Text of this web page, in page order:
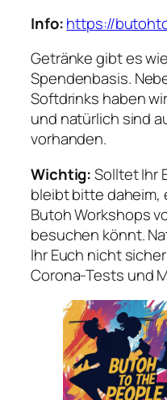
Info:https://
Getränke gibt es
Spendenbasis.
Softdrinks haben
und natürlich sind
vorhanden.
Wichtig:Solltet Ihr
bleibt bitte daheim,
Butoh Workshops
besuchen könnt.
Ihr Euch nicht
Corona-Tests und